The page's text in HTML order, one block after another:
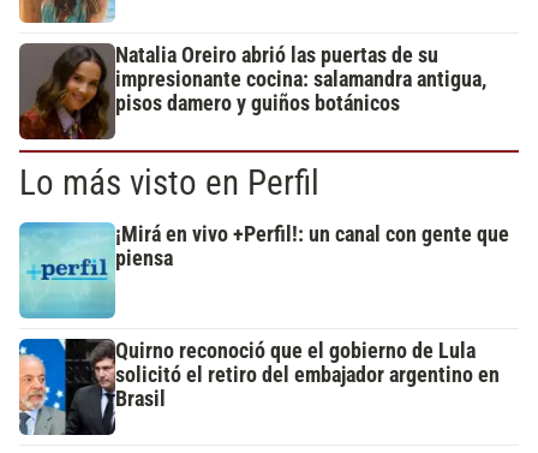
Natalia Oreiro abrió las puertas de su
impresionante cocina: salamandra antigua,
pisos damero y guiños botánicos
Lo más visto en Perfil
¡Mirá en vivo +Perfil!: un canal con gente que
piensa
Quirno reconoció que el gobierno de Lula
solicitó el retiro del embajador argentino en
Brasil